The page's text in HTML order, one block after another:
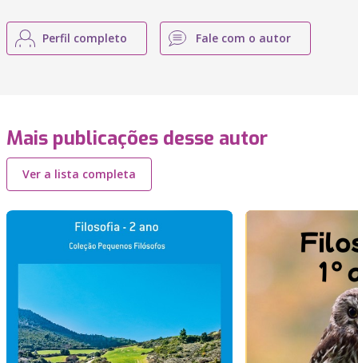
Perfil completo Fale com o autor
Mais publicações desse autor
Ver a lista completa